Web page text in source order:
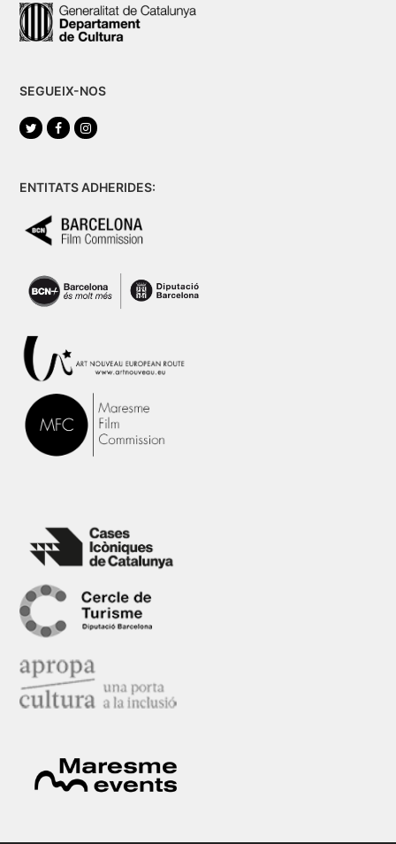
SEGUEIX-NOS
TwitterFacebookInstagram
ENTITATS ADHERIDES: